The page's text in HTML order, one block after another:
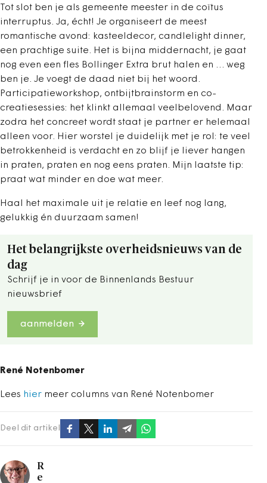
Tot slot ben je als gemeente meester in de coïtus
interruptus. Ja, écht! Je organiseert de meest
romantische avond: kasteeldecor, candlelight dinner,
een prachtige suite. Het is bijna middernacht, je gaat
nog even een fles Bollinger Extra brut halen en … weg
ben je. Je voegt de daad niet bij het woord.
Participatieworkshop, ontbijtbrainstorm en co-
creatiesessies: het klinkt allemaal veelbelovend. Maar
zodra het concreet wordt staat je partner er helemaal
alleen voor. Hier worstel je duidelijk met je rol: te veel
betrokkenheid is verdacht en zo blijf je liever hangen
in praten, praten en nog eens praten. Mijn laatste tip:
praat wat minder en doe wat meer.
Haal het maximale uit je relatie en leef nog lang,
gelukkig én duurzaam samen!
Het belangrijkste overheidsnieuws van de
dag
Schrijf je in voor de Binnenlands Bestuur
nieuwsbrief
aanmelden
René Notenbomer
Lees hier meer columns van René Notenbomer
Deel dit artikel
R
e